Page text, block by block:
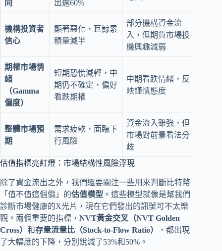
向 出逾60%
機構投資者
信心
顯著惡化，巨鯨累
積量減半
部分機構資金流
入，但期貨市場投
機興趣減弱
期權市場情
緒
（Gamma
偏度）
短期恐慌減輕，中
期仍不確定，偏好
看跌期權
中期看跌情緒，反
映謹慎態度
整體市場預
期
需求疲軟，面臨下
行風險
資金流入雖強，但
市場對前景看法分
歧
估值指標亮紅燈：市場結構性風險浮現
除了資金流出之外，我們還要關注一些用來判斷比特幣
「值不值這個價」的估值模型 。這些模型就像是幫我們
診斷市場健康的X光片，現在它們發出的訊號可不太樂
觀。兩個重要的指標， NVT黃金交叉（NVT Golden
Cross） 和存量流量比（Stock-to-Flow Ratio）
，都出現
了大幅度的下降，分別銳減了53%和50%。